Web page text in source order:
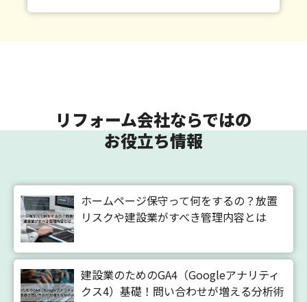
リフォーム会社ならではの
お役立ち情報
ホームページ保守って何をするの？放置
リスクや建設業がすべき管理内容とは
建設業のためのGA4（Googleアナリティ
クス4）基礎！問い合わせが増える分析術